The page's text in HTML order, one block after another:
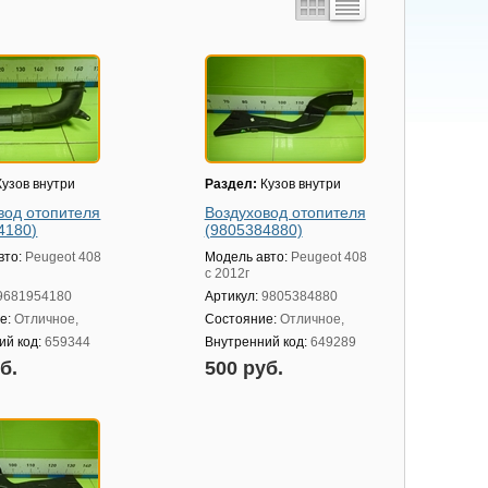
внутри
отопителя
Peugeot 408
Отличное,
код:659344
Раздел: Кузов внутри
Воздуховод отопителя
(9805384880)
Модель авто: Peugeot 408
с 2012г
Артикул: 9805384880
Состояние: Отличное,
Внутренний код: 649289
500 руб.